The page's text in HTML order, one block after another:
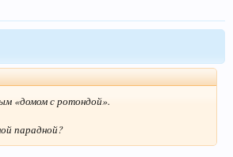
«домом с ротондой».
парадной?